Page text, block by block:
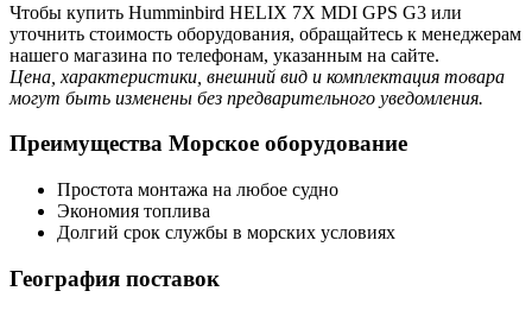
Чтобы купить Humminbird HELIX 7X MDI GPS G3 или
уточнить стоимость оборудования, обращайтесь к менеджерам
нашего магазина по телефонам, указанным на сайте.
Цена, характеристики, внешний вид и комплектация товара
могут быть изменены без предварительного уведомления.
Преимущества Морское оборудование
Простота монтажа на любое судно
Экономия топлива
Долгий срок службы в морских условиях
География поставок